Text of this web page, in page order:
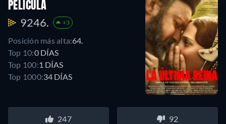
PELÍCULA
9246. +3
Posición más alta:64.
Top 10:0 DÍAS
Top 100:1 DÍAS
Top 1000:34 DÍAS
247 92